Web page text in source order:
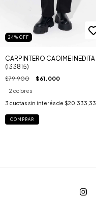
24% OFF
CARPINTERO CAOIME INEDITA
(I33815)
$79.900 $61.000
2 colores
3 cuotas sin interés de $20.333,33
COMPRAR